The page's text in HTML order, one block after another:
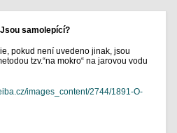
samolepící?
pokud není uvedeno jinak, jsou
tzv.“na mokro“ na jarovou vodu
images_content/2744/1891-O-